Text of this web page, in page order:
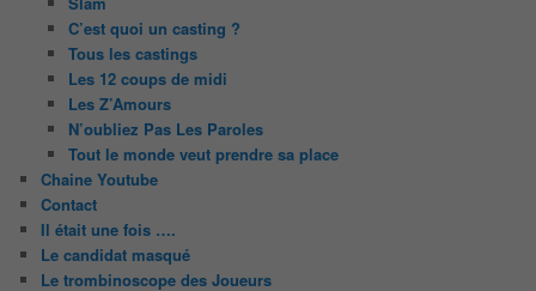
C’est quoi un casting ?
Tous les castings
Les 12 coups de midi
Les Z’Amours
N’oubliez Pas Les Paroles
Tout le monde veut prendre sa place
Chaine Youtube
Contact
Il était une fois ….
Le candidat masqué
Le trombinoscope des Joueurs